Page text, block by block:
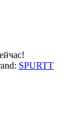
SPURTT